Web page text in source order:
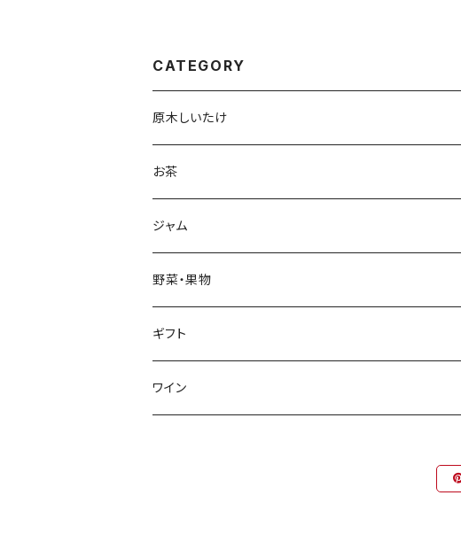
CATEGORY
原木しいたけ
生しいたけ
干し椎茸
加工品
お茶
深蒸し茶
リーフ
ハーブティ
ティーバッグ
リーフ
加工品
くき茶
ジャム
野菜・果物
野菜
芋類
果物
ギフト
ワイン